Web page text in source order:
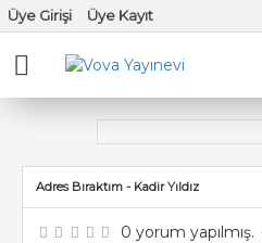
Üye Girişi Üye Kayıt
Adres Bıraktım - Kadir Yıldız
0 yorum yapılmış.